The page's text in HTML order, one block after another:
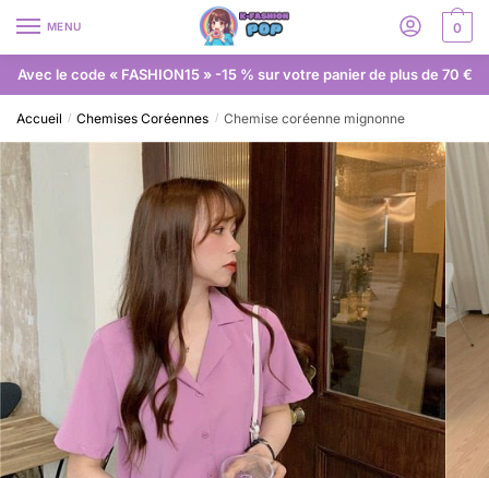
MENU 0
Avec le code « FASHION15 » -15 % sur votre panier de plus de 70 €
Accueil / Chemises Coréennes / Chemise coréenne mignonne